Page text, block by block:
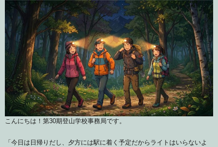
こんにちは！第30期登山学校事務局です。
「今日は日帰りだし、夕方には駅に着く予定だからライトはいらないよ